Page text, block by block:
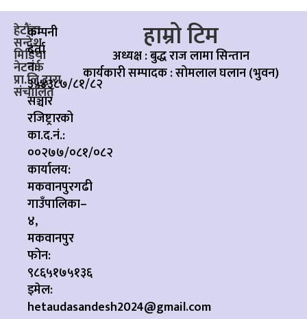
हेटौंडा
सन्देश
मिडिया
नेटवर्क
प्रा.लि.द्वारा
संचालित
कम्पनी
दर्ता
नं:
३५४३८७/८१/८२
सञ्चार
रजिष्ट्रारको
का.द.नं.:
००२७७/०८१/०८२
कार्यालय:
मकवानपुरगढी
गाउँपालिका–
४,
मकवानपुर
फोन:
९८६५१७५१३६
इमेल:
hetaudasandesh2024@gmail.com
हाम्रो टिम
अध्यक्ष : बुद्ध राज लामा सिन्तान
कार्यकारी सम्पादक :सोमलाल घलान (भुवन)